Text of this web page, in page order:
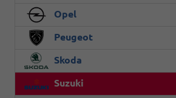
Opel
Peugeot
Skoda
Suzuki